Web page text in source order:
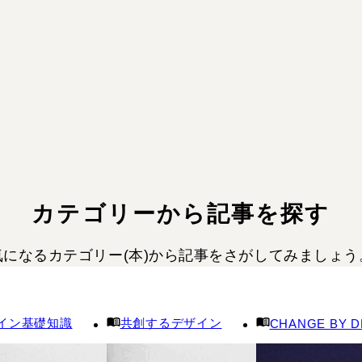
カテゴリーから記事を探す
になるカテゴリー(本)から記事を さがしてみましょう
ン基礎知識 共創するデザイン CHANGE BY